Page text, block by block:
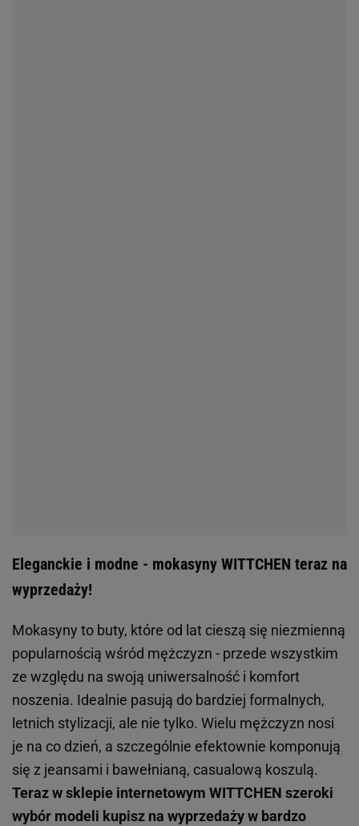
Eleganckie i modne - mokasyny WITTCHEN teraz na
wyprzedaży!
Mokasyny to buty, które od lat cieszą się niezmienną
popularnością wśród mężczyzn - przede wszystkim
ze względu na swoją uniwersalność i komfort
noszenia. Idealnie pasują do bardziej formalnych,
letnich stylizacji, ale nie tylko. Wielu mężczyzn nosi
je na co dzień, a szczególnie efektownie komponują
się z jeansami i bawełnianą, casualową koszulą.
Teraz w sklepie internetowym WITTCHEN szeroki
wybór modeli kupisz na wyprzedaży w bardzo